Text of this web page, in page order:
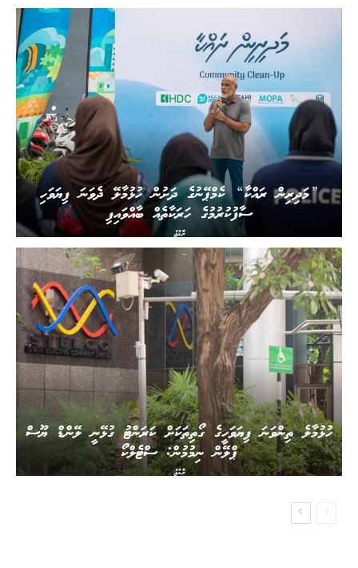
ރާއްޖެ
”މަދިރިން ރައްކާ“ ކެމްޕޭނުގެ ދަށުން ހުޅުމާލޭ ދެވަނަ ފިޔަވަހި
ސާފުކުރުމުގެ ހަރަކާތެއް ބާއްވައިފި
ރާއްޖެ
ހުޅުމާލެ ތިންވަނަ ފިޔަވަހީގެ ގޯތިތަކަށް ކަރަންޓު ގުޅޭނީ ލޭންޑް ޔޫސް
ޕްލޭން ނިމުމުން: ސްޓެލްކޯ